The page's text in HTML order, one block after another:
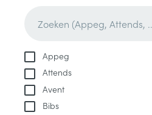
Appeg
Attends
Avent
Bibs